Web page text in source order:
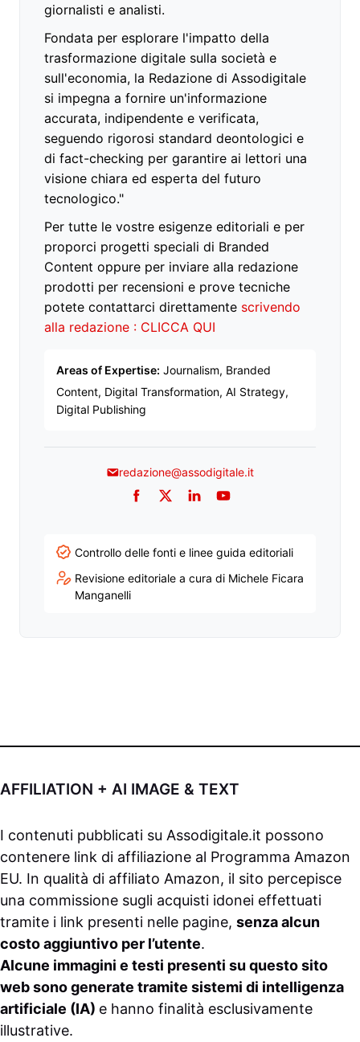
giornalisti e analisti.
Fondata per esplorare l'impatto della
trasformazione digitale sulla società e
sull'economia, la Redazione di Assodigitale
si impegna a fornire un'informazione
accurata, indipendente e verificata,
seguendo rigorosi standard deontologici e
di fact-checking per garantire ai lettori una
visione chiara ed esperta del futuro
tecnologico."
Per tutte le vostre esigenze editoriali e per
proporci progetti speciali di Branded
Content oppure per inviare alla redazione
prodotti per recensioni e prove tecniche
potete contattarci direttamente scrivendo
alla redazione : CLICCA QUI
Areas of Expertise: Journalism, Branded
Content, Digital Transformation, AI Strategy,
Digital Publishing
redazione@assodigitale.it
Facebook
TwitterLinkedInYouTube
Controllo delle fonti e linee guida editoriali
Revisione editoriale a cura di Michele Ficara
Manganelli
AFFILIATION + AI IMAGE & TEXT
I contenuti pubblicati su Assodigitale.it possono
contenere link di affiliazione al Programma Amazon
EU. In qualità di affiliato Amazon, il sito percepisce
una commissione sugli acquisti idonei effettuati
tramite i link presenti nelle pagine, senza alcun
costo aggiuntivo per l’utente.
Alcune immagini e testi presenti su questo sito
web sono generate tramite sistemi di intelligenza
artificiale (IA) e hanno finalità esclusivamente
illustrative.